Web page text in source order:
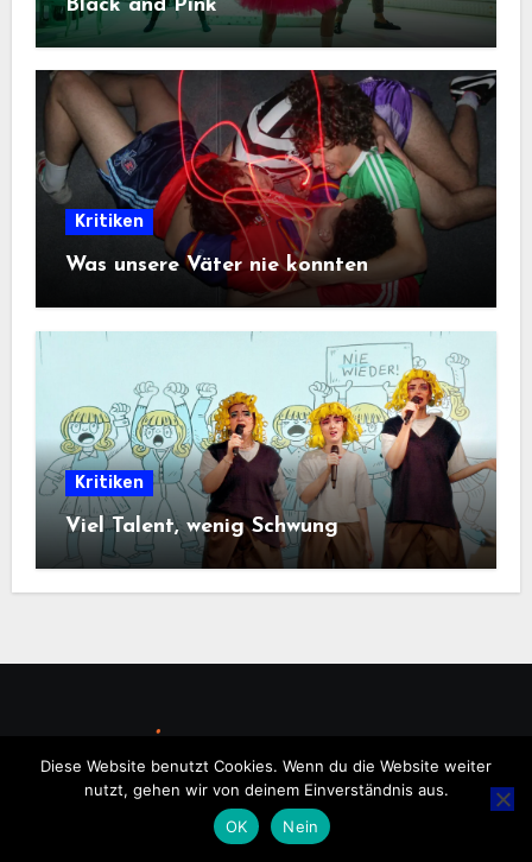
Black and Pink
Kritiken
Was unsere Väter nie konnten
Kritiken
Viel Talent, wenig Schwung
Diese Website benutzt Cookies. Wenn du die Website weiter
nutzt, gehen wir von deinem Einverständnis aus.
OK
Nein